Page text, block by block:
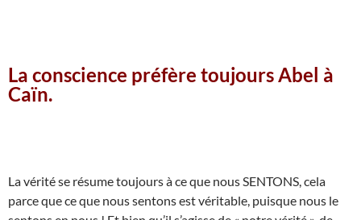
La conscience préfère toujours Abel à
Caïn.
La vérité se résume toujours à ce que nous SENTONS, cela
parce que ce que nous sentons est véritable, puisque nous le